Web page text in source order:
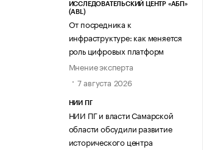
ИССЛЕДОВАТЕЛЬСКИЙ ЦЕНТР «АБП»
(ABL)
От посредника к
инфраструктуре: как меняется
роль цифровых платформ
Мнение эксперта
7 августа 2026
НИИ ПГ
НИИ ПГ и власти Самарской
области обсудили развитие
исторического центра